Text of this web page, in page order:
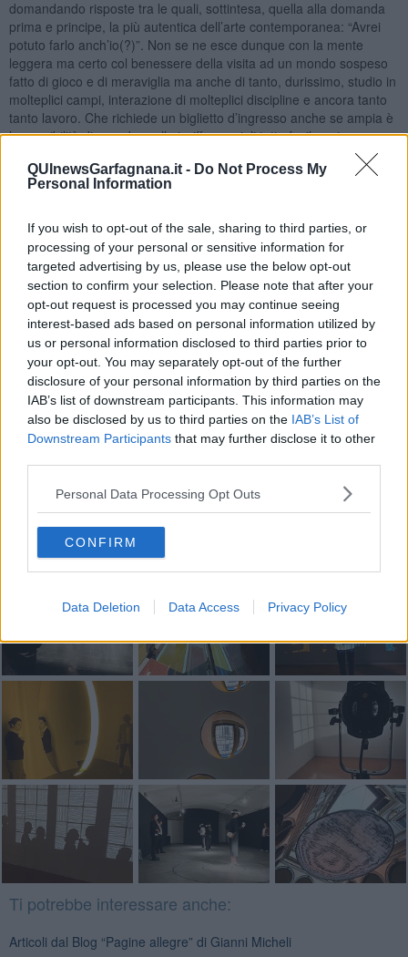
QUInewsGarfagnana.it - Do Not Process My
Personal Information
If you wish to opt-out of the sale, sharing to third parties, or
processing of your personal or sensitive information for
targeted advertising by us, please use the below opt-out
section to confirm your selection. Please note that after your
opt-out request is processed you may continue seeing
interest-based ads based on personal information utilized by
us or personal information disclosed to third parties prior to
your opt-out. You may separately opt-out of the further
disclosure of your personal information by third parties on the
IAB’s list of downstream participants. This information may
also be disclosed by us to third parties on the IAB’s List of
Downstream Participants that may further disclose it to other
Personal Data Processing Opt Outs
CONFIRM
Data Deletion Data Access Privacy Policy
domandando risposte tra le quali, sottintesa, quella alla domanda
prima e principe, la più autentica dell’arte contemporanea: “Avrei
potuto farlo anch’io(?)”. Non se ne esce dunque con la mente
leggera ma certo col benessere della visita ad un mondo sospeso
fatto di gioco e di meraviglia ma anche di tanto, durissimo, studio in
molteplici campi, interazione di molteplici discipline e ancora tanto
tanto lavoro. Che richiede un biglietto d’ingresso anche se ampia è
la possibilità di accedere alle tariffe speciali tutte facilmente
Suggerimento per il visitatore distratto. C’è un solo modo per
fresco e leggero, sopra la testa. E tirerà fuori un nuovo sorriso. E
un fazzoletto per asciugare gli occhiali. Ma non sarà mai lo stesso:
«Beauty incarna una fondamentale idea alla base della sua [Olafur
Eliasson] ricerca: ogni spettatore è sempre anche co-produttore
dell’opera d’arte».
alle 20:00 direttamente nella tua casella di posta.
Basta cliccareQUI
Fotogallery
Ti potrebbe interessare anche:
Articoli dal Blog “Pagine allegre” di Gianni Micheli